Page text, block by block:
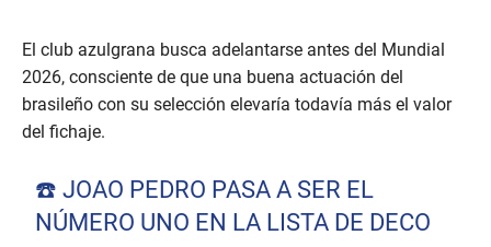
El club azulgrana busca adelantarse antes del Mundial
2026, consciente de que una buena actuación del
brasileño con su selección elevaría todavía más el valor
del fichaje.
☎️ JOAO PEDRO PASA A SER EL
NÚMERO UNO EN LA LISTA DE DECO